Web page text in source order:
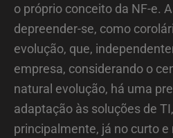
o próprio conceito da NF-e.
depreender-se, como
evolução, que,
empresa, considerando o
natural evolução, há uma
adaptação às soluções de
principalmente, já no curto e